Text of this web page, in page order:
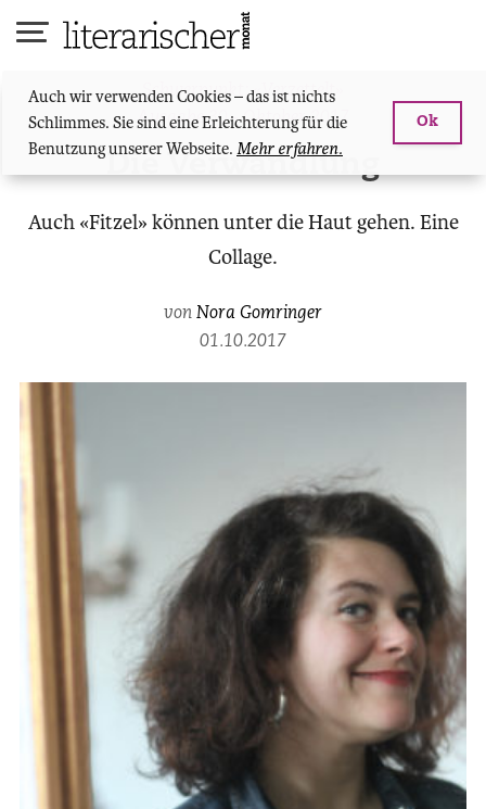
Auch wir verwenden Cookies – das ist nichts
Schlimmes. Sie sind eine Erleichterung für die
Benutzung unserer Webseite. Mehr erfahren.
Ok
Schwerpunkt: «Verzettelt»
Ausgabe 30 - Oktober 2017
Die Verwandlung
Auch «Fitzel» können unter die Haut gehen. Eine
Collage.
von Nora Gomringer
01.10.2017